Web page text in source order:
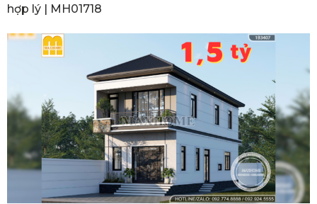
hợp lý | MH01718